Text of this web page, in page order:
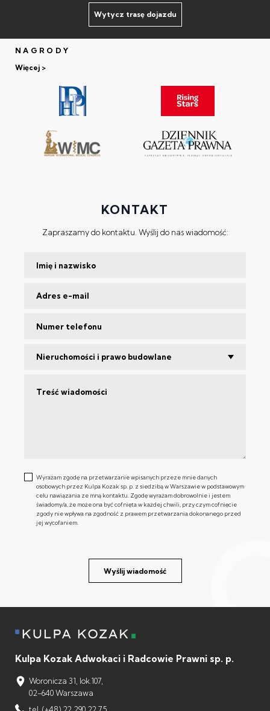
Wytycz trasę dojazdu
NAGRODY
Więcej
KONTAKT
Zapraszamy do kontaktu. Wyślij do nas wiadomość:
Nieruchomości i prawo budowlane
Wyrażam zgodę na przetwarzanie wpisanych przeze mnie danych
osobowych przez Kulpa Kozak sp. p. z siedzibą w Warszawie w podstawowym
celu nawiązania ze mną kontaktu. Zgodę wyrażam dobrowolnie i jestem
świadomy/a, że może ona być cofnięta w każdej chwili, przy czym cofnięcie
zgody nie wpływa na zgodność z prawem przetwarzania dokonanego przed
jej wycofaniem.
Wyślij wiadomość
Kulpa Kozak Adwokaci i Radcowie Prawni sp. p.
Woronicza 31, lok.107,
02-640 Warszawa